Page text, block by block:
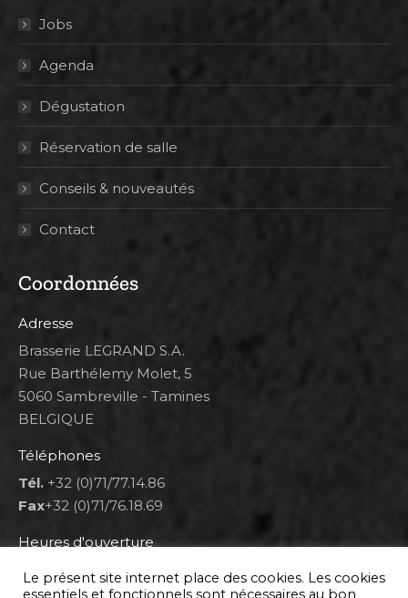
Jobs
Agenda
Dégustation
Réservation de salle
Conseils & nouveautés
Contact
Coordonnées
Adresse
Brasserie LEGRAND S.A.
Rue Barthélemy Molet, 5
5060 Sambreville - Tamines
BELGIQUE
Téléphones
Tél. +32 (0)71/77.14.86
Fax+32 (0)71/76.18.69
Heures d'ouverture
Lun 8h00-12h00 et 12h30-14h30
Mar au ven 8h00-12h00 et 12h30-17h00
Le présent site internet place des cookies. Les cookies
essentiels et fonctionnels sont nécessaires au bon